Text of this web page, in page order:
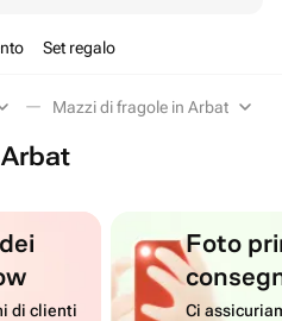
Set regalo
Mazzi di fragole in Arbat
di clienti
Foto
Ci